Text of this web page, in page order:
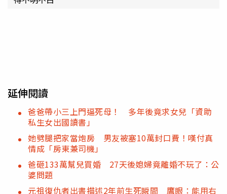
延伸閱讀
爸爸帶小三上門逼死母！ 多年後竟求女兒「資助
私生女出國讀書」
她劈腿把家當炮房 男友被塞10萬封口費！嘆付真
情成「房東兼司機」
爸砸133萬幫兒買婚 27天後媳婦竟離婚不玩了：公
婆問題
元祖復仇者出書描述2年前生死瞬間 鷹眼：能用右